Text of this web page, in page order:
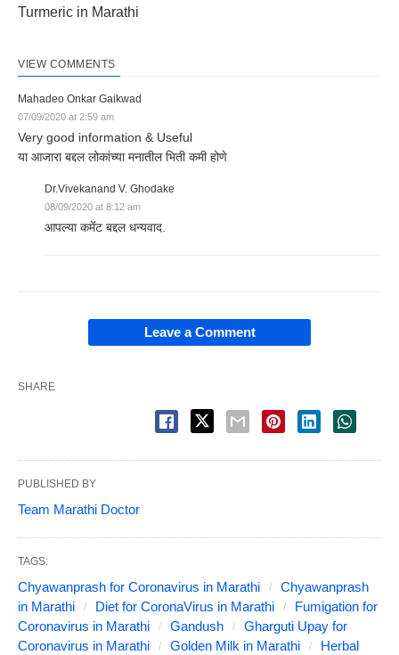
Turmeric in Marathi
VIEW COMMENTS
Mahadeo Onkar Gaikwad
07/09/2020 at 2:59 am
Very good information & Useful
या आजारा बद्दल लोकांच्या मनातील भिती कमी होणे
Dr.Vivekanand V. Ghodake
08/09/2020 at 8:12 am
आपल्या कमेंंट बद्दल धन्यवाद.
Leave a Comment
SHARE
PUBLISHED BY
Team Marathi Doctor
TAGS:
Chyawanprash for Coronavirus in Marathi
Chyawanprash
in Marathi
Diet for CoronaVirus in Marathi
Fumigation for
Coronavirus in Marathi
Gandush
Gharguti Upay for
Coronavirus in Marathi
Golden Milk in Marathi
Herbal